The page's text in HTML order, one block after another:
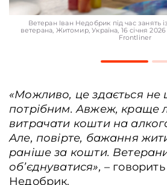
Ветеран Іван Недобрик під час занять
ветерана, Житомир, Україна, 16 січня
Frontliner
«Можливо, це здається не
потрібним. Авжеж, краще
витрачати кошти на
Але, повірте, бажання
раніше за кошти.
об’єднуватися», –
Недобрик.